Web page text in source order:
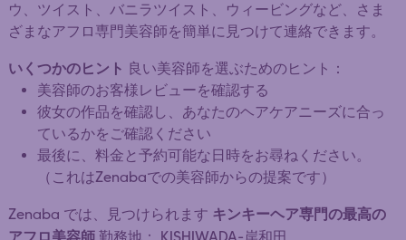
ウ、ツイスト、バニラツイスト、ウィービングなど、さま
ざまなアフロ専門美容師を簡単に見つけて連絡できます。
いくつかのヒント 良い美容師を選ぶためのヒント：
美容師のお客様レビューを確認する
彼女の作品を確認し、あなたのヘアケアニーズに合っ
ているかをご確認ください
最後に、料金と予約可能な日時をお尋ねください。
（これはZenabaでの美容師からの提案です）
Zenaba では、見つけられます キンキーヘア専門の最高の
アフロ美容師